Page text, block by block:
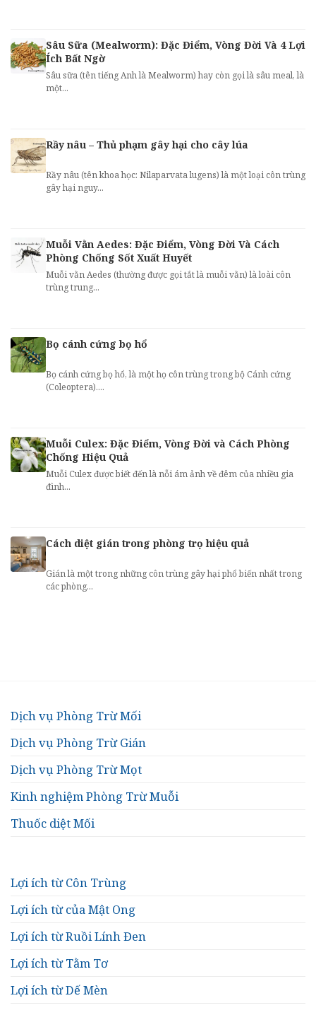
Sâu Sữa (Mealworm): Đặc Điểm, Vòng Đời Và 4 Lợi
Ích Bất Ngờ
Sâu sữa (tên tiếng Anh là Mealworm) hay còn gọi là sâu meal, là
một...
Rầy nâu – Thủ phạm gây hại cho cây lúa
Rầy nâu (tên khoa học: Nilaparvata lugens) là một loại côn trùng
gây hại nguy...
Muỗi Vằn Aedes: Đặc Điểm, Vòng Đời Và Cách
Phòng Chống Sốt Xuất Huyết
Muỗi vằn Aedes (thường được gọi tắt là muỗi vằn) là loài côn
trùng trung...
Bọ cánh cứng bọ hổ
Bọ cánh cứng bọ hổ, là một họ côn trùng trong bộ Cánh cứng
(Coleoptera)....
Muỗi Culex: Đặc Điểm, Vòng Đời và Cách Phòng
Chống Hiệu Quả
Muỗi Culex được biết đến là nỗi ám ảnh về đêm của nhiều gia
đình...
Cách diệt gián trong phòng trọ hiệu quả
Gián là một trong những côn trùng gây hại phổ biến nhất trong
các phòng...
Dịch vụ Phòng Trừ Mối
Dịch vụ Phòng Trừ Gián
Dịch vụ Phòng Trừ Mọt
Kinh nghiệm Phòng Trừ Muỗi
Thuốc diệt Mối
Lợi ích từ Côn Trùng
Lợi ích từ của Mật Ong
Lợi ích từ Ruồi Lính Đen
Lợi ích từ Tằm Tơ
Lợi ích từ Dế Mèn